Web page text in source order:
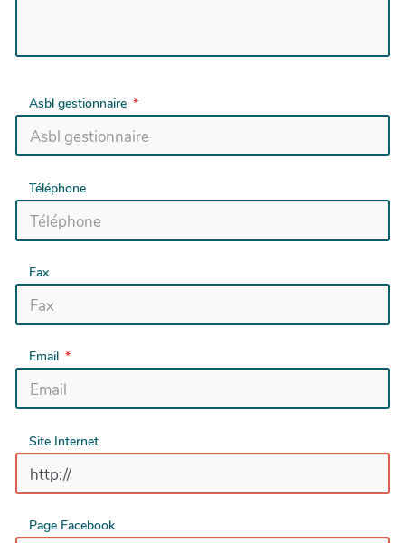
Asbl gestionnaire
Téléphone
Fax
Email
Site Internet
Page Facebook